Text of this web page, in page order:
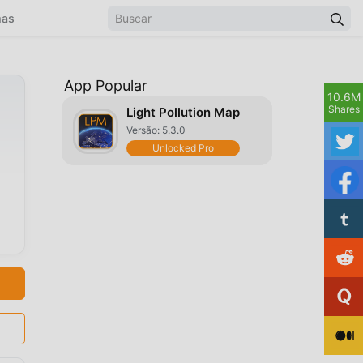
App Popular
Light Pollution Map
Versão: 5.3.0
Unlocked Pro
10.6M
Shares